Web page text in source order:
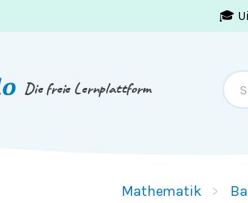
🎓
Die freie Lernplattform
Mathematik